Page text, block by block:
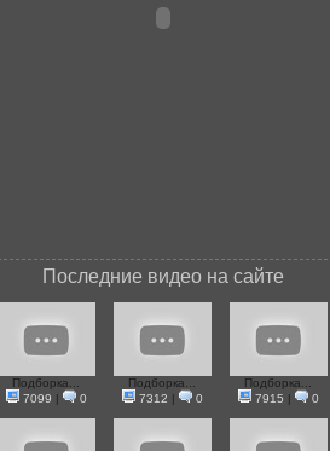
Последние видео на сайте
Подборка...
7099 | 0
Подборка...
7312 | 0
Подборка...
7915 | 0